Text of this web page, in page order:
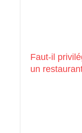
Faut-il
un